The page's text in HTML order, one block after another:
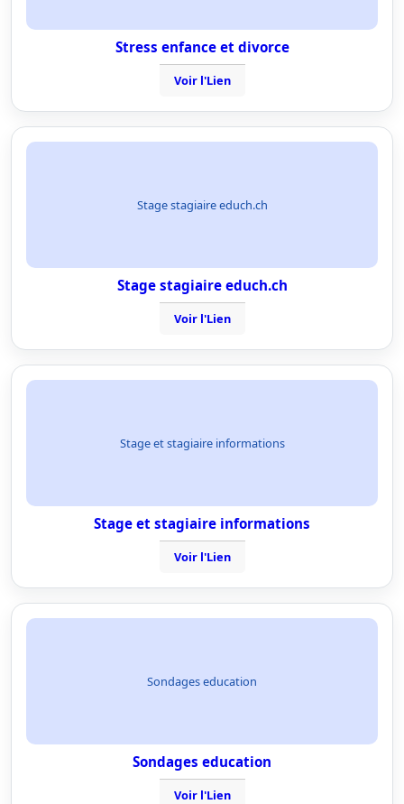
Stress enfance et divorce
Voir l'Lien
Stage stagiaire educh.ch
Stage stagiaire educh.ch
Voir l'Lien
Stage et stagiaire informations
Stage et stagiaire informations
Voir l'Lien
Sondages education
Sondages education
Voir l'Lien